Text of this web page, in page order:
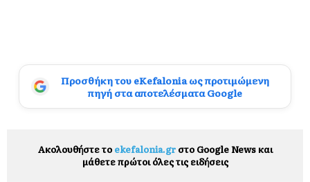
Προσθήκη του eKefalonia ως προτιμώμενη
πηγή στα αποτελέσματα Google
Ακολουθήστε το ekefalonia.grστο Google News και
μάθετε πρώτοι όλες τις ειδήσεις